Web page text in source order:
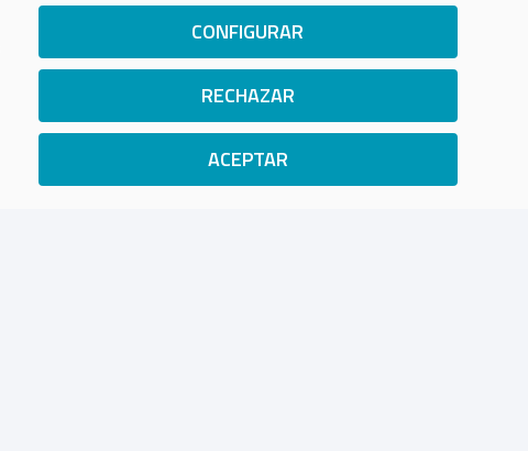
CONFIGURAR
RECHAZAR
ACEPTAR